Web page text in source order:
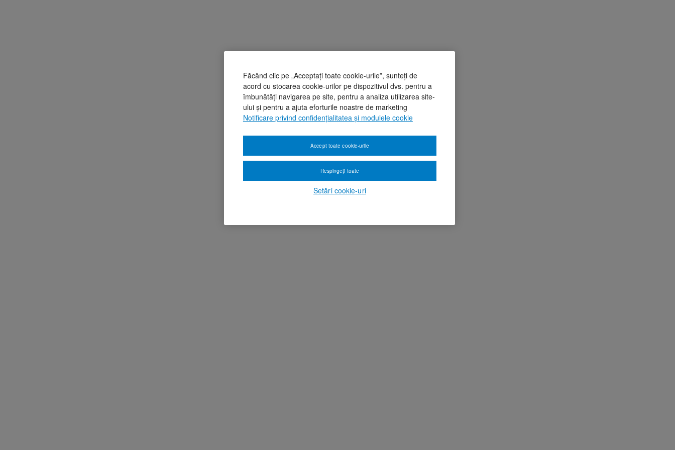
Făcând clic pe „Acceptați toate cookie-urile”, sunteți de
acord cu stocarea cookie-urilor pe dispozitivul dvs. pentru a
îmbunătăți navigarea pe site, pentru a analiza utilizarea site-
ului și pentru a ajuta eforturile noastre de marketing
Notificare privind confidențialitatea și modulele cookie
Setări cookie-uri
Respingeți toate
Accept toate cookie-urile